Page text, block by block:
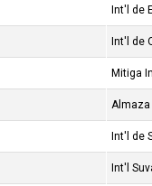
Int'l de
Int'l de
Mitiga
Almaza
Int'l de
Int'l